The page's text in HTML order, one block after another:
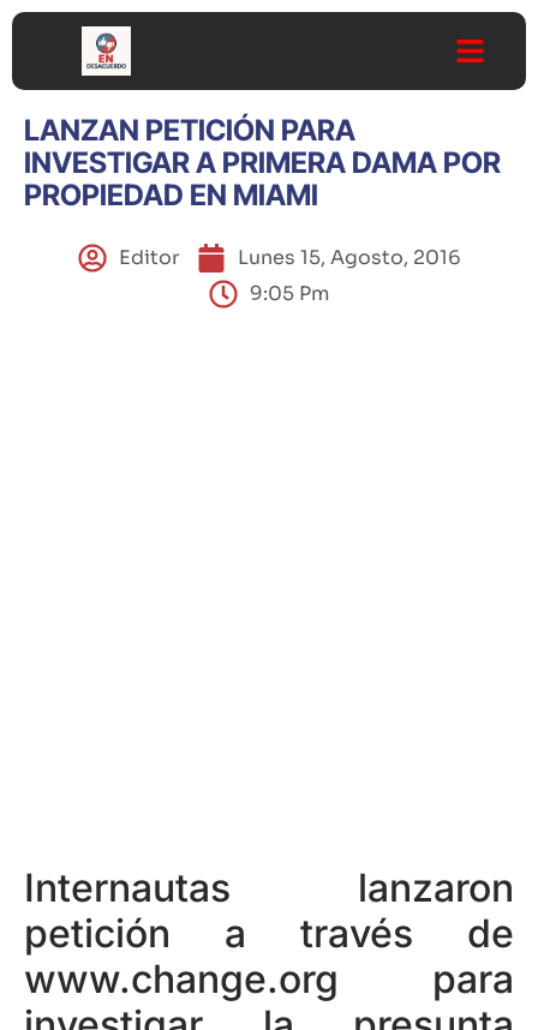
LANZAN PETICIÓN PARA
INVESTIGAR A PRIMERA DAMA POR
PROPIEDAD EN MIAMI
Editor
Lunes 15, Agosto, 2016
9:05 Pm
Internautas lanzaron
petición a través de
www.change.org para